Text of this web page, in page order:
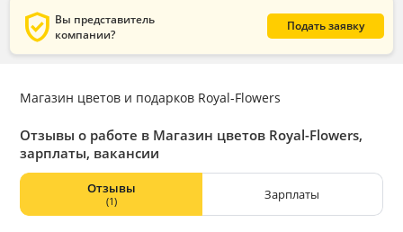
verified_user Вы представитель
компании?
Подать заявку
Магазин цветов и подарков Royal-Flowers
Отзывы о работе в Магазин цветов Royal-Flowers,
зарплаты, вакансии
Отзывы
(1) Зарплаты